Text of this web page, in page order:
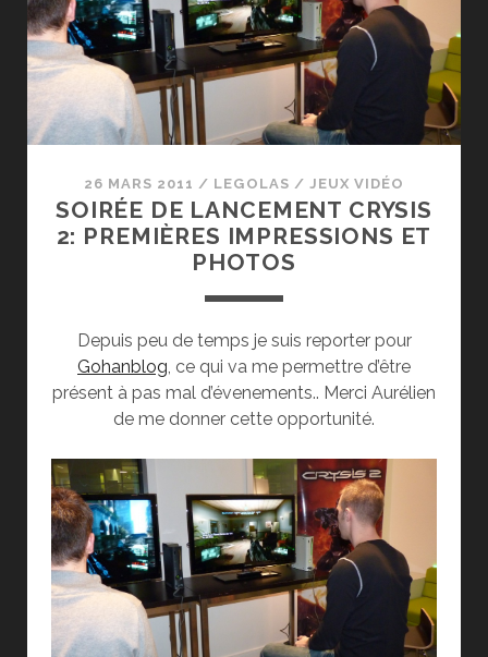
VIDÉOS)
26 MARS 2011 / LEGOLAS / JEUX VIDÉO
SOIRÉE DE LANCEMENT CRYSIS
2: PREMIÈRES IMPRESSIONS ET
PHOTOS
Depuis peu de temps je suis reporter pour
Gohanblog, ce qui va me permettre d’être
présent à pas mal d’évenements.. Merci Aurélien
de me donner cette opportunité.